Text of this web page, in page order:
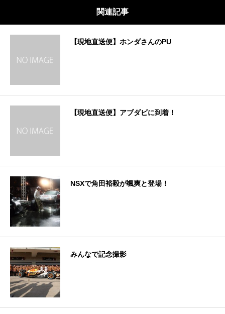
関連記事
【現地直送便】ホンダさんのPU
【現地直送便】アブダビに到着！
NSXで角田裕毅が颯爽と登場！
みんなで記念撮影